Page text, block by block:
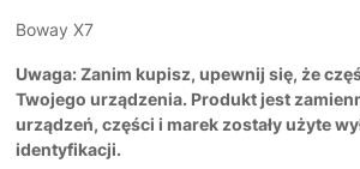
Boway X7
Uwaga: Zanim kupisz, upewnij się, że
Twojego urządzenia. Produkt jest
urządzeń, części i marek zostały użyte
identyfikacji.